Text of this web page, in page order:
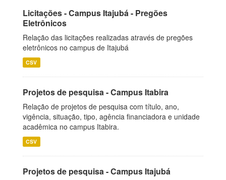
Licitações - Campus Itajubá - Pregões
Eletrônicos
Relação das licitações realizadas através de pregões
eletrônicos no campus de Itajubá
CSV
Projetos de pesquisa - Campus Itabira
Relação de projetos de pesquisa com título, ano,
vigência, situação, tipo, agência financiadora e unidade
acadêmica no campus Itabira.
CSV
Projetos de pesquisa - Campus Itajubá